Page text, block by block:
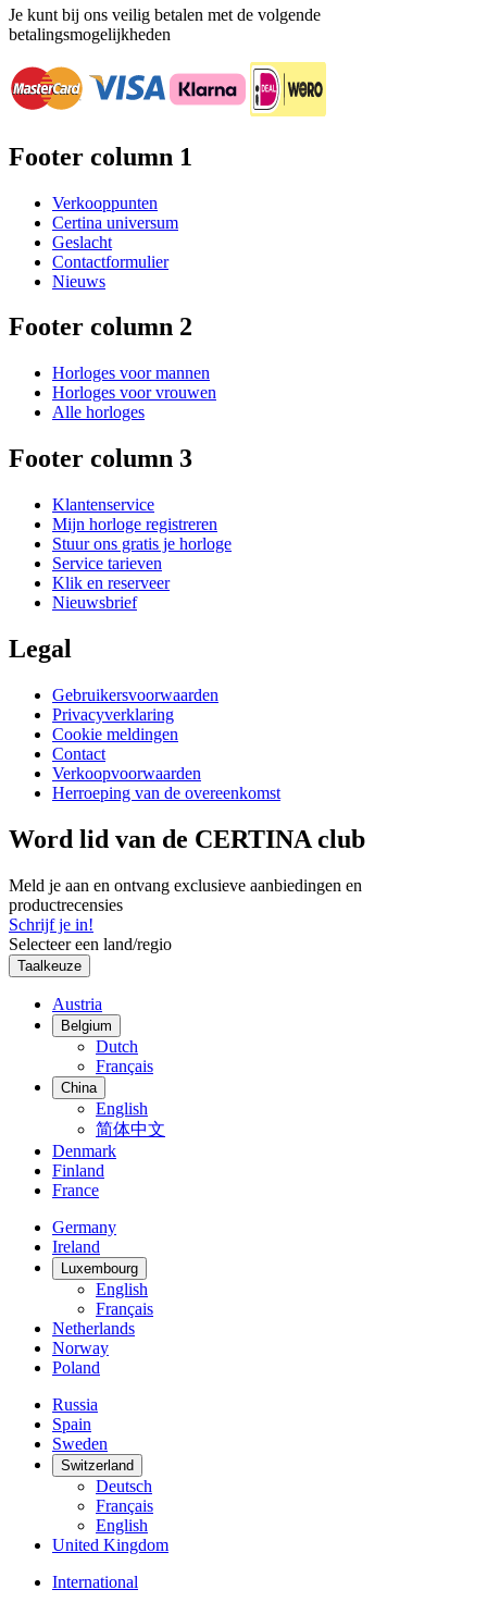
Je kunt bij ons veilig betalen met de volgende
betalingsmogelijkheden
Footer column 1
Verkooppunten
Certina universum
Geslacht
Contactformulier
Nieuws
Footer column 2
Horloges voor mannen
Horloges voor vrouwen
Alle horloges
Footer column 3
Klantenservice
Mijn horloge registreren
Stuur ons gratis je horloge
Service tarieven
Klik en reserveer
Nieuwsbrief
Legal
Gebruikersvoorwaarden
Privacyverklaring
Cookie meldingen
Contact
Verkoopvoorwaarden
Herroeping van de overeenkomst
Word lid van de CERTINA club
Meld je aan en ontvang exclusieve aanbiedingen en
productrecensies
Schrijf je in!
Selecteer een land/regio
Taalkeuze
Austria
Belgium
Dutch
Français
China
English
简体中文
Denmark
Finland
France
Germany
Ireland
Luxembourg
English
Français
Netherlands
Norway
Poland
Russia
Spain
Sweden
Switzerland
Deutsch
Français
English
United Kingdom
International